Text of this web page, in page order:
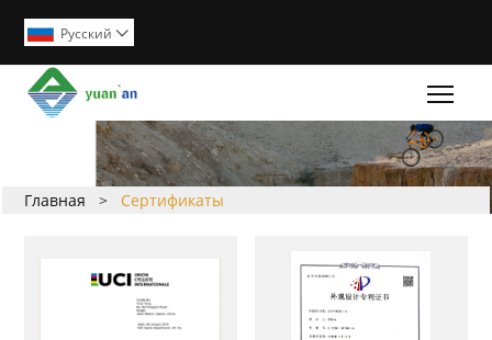
Pусский 
Главная > Сертификаты